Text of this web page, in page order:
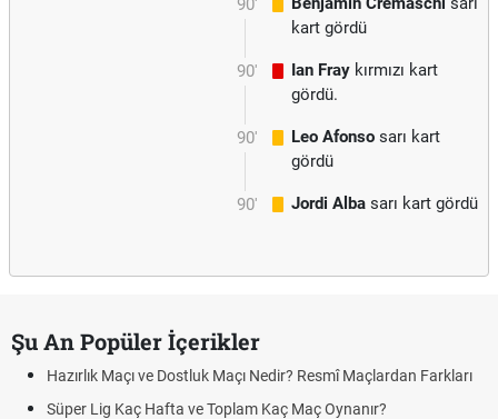
90'
kart gördü
90' Ian Fray kırmızı kart
gördü.
90' Leo Afonso sarı kart
gördü
90' Jordi Alba sarı kart gördü
Şu An Popüler İçerikler
Hazırlık Maçı ve Dostluk Maçı Nedir? Resmî Maçlardan Farkları
Süper Lig Kaç Hafta ve Toplam Kaç Maç Oynanır?